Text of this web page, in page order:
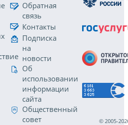
Обратная
связь
Контакты
Подписка
на
новости
Об
использовании
информации
сайта
Общественный
совет
© 2005-